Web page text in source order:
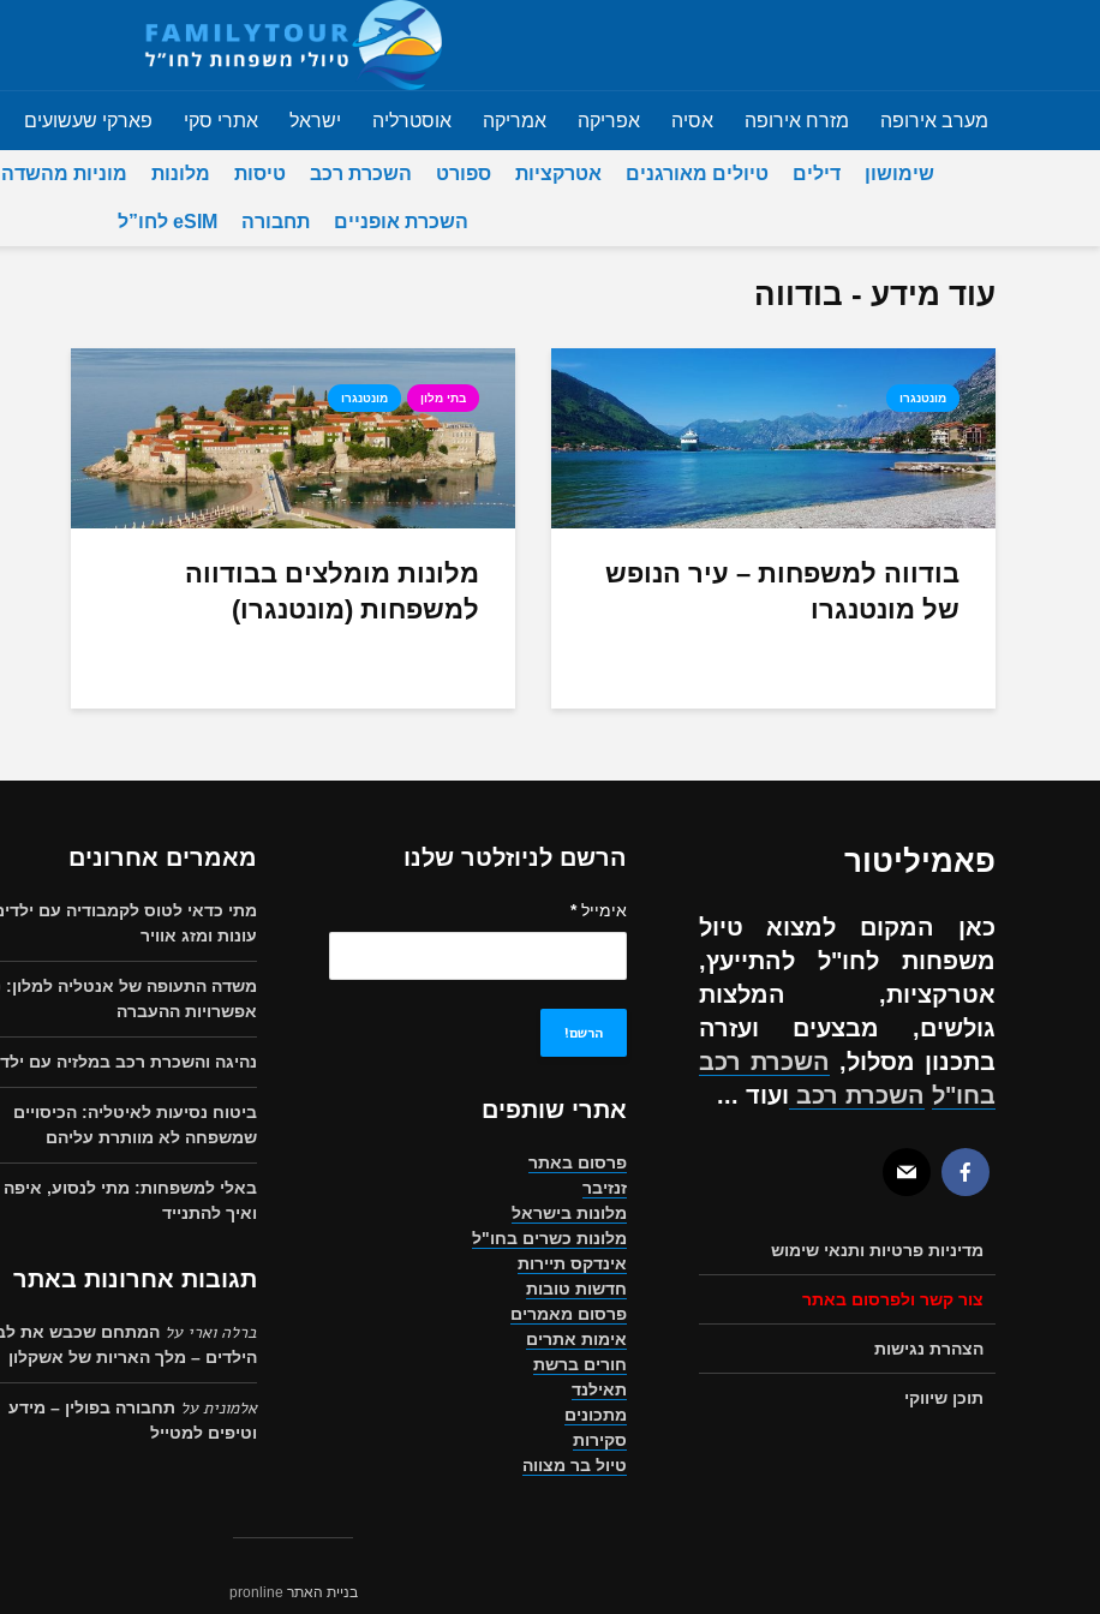
מערב אירופה מזרח אירופה אסיה אפריקה אמריקה אוסטרליה ישראל אתרי סקי פארקי שעשועים
שימושון דילים טיולים מאורגנים אטרקציות ספורט השכרת רכב טיסות מלונות מוניות מהשדה
השכרת אופניים תחבורה eSIM לחו”ל
עוד מידע - בודווה
מונטנגרו
בודווה למשפחות – עיר הנופש
של מונטנגרו
בתי מלון מונטנגרו
מלונות מומלצים בבודווה
למשפחות (מונטנגרו)
פאמיליטור
כאן המקום למצוא טיול
משפחות לחו"ל להתייעץ,
אטרקציות, המלצות
גולשים, מבצעים ועזרה
בתכנון מסלול, השכרת רכב
בחו"ל השכרת רכב ועוד ...
מדיניות פרטיות ותנאי שימוש
צור קשר ולפרסום באתר
הצהרת נגישות
תוכן שיווקי
הרשם לניוזלטר שלנו
אימייל*
אתרי שותפים
פרסום באתר
זנזיבר
מלונות בישראל
מלונות כשרים בחו"ל
אינדקס תיירות
חדשות טובות
פרסום מאמרים
אימות אתרים
חורים ברשת
תאילנד
מתכונים
סקירות
טיול בר מצווה
מאמרים אחרונים
מתי כדאי לטוס לקמבודיה עם
עונות ומזג אוויר
משדה התעופה של אנטליה למלון:
אפשרויות ההעברה
נהיגה והשכרת רכב במלזיה עם
ביטוח נסיעות לאיטליה: הכיסויים
שמשפחה לא מוותרת עליהם
באלי למשפחות: מתי לנסוע, איפה
ואיך להתנייד
תגובות אחרונות באתר
ברלה וארי על המתחם שכבש את
הילדים – מלך האריות של אשקלון
אלמוניתעל תחבורה בפולין – מידע
וטיפים למטייל
בניית האתר pronline